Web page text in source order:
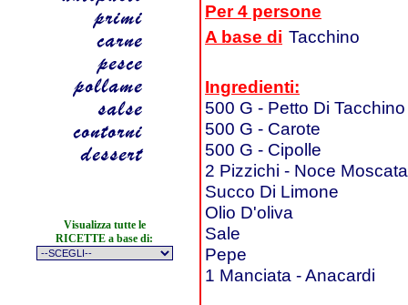
Visualizza tutte le
RICETTE a base di:
Per 4 persone
A base di Tacchino
Ingredienti:
500 G - Petto Di Tacchino
500 G - Carote
500 G - Cipolle
2 Pizzichi - Noce Moscata
Succo Di Limone
Olio D'oliva
Sale
Pepe
1 Manciata - Anacardi